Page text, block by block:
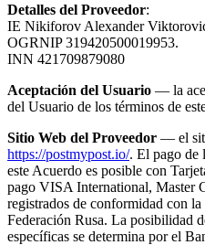
Detalles del Proveedor:
IE Nikiforov Alexander
OGRNIP 319420500019953.
INN 421709879080
Aceptación del Usuario — la
del Usuario de los términos de
Sitio Web del Proveedor — el
https://postmypost.io/. El pago de
este Acuerdo es posible con
pago VISA International, Master
registrados de conformidad con
Federación Rusa. La posibilidad
específicas se determina por el